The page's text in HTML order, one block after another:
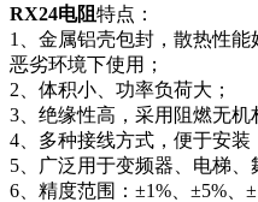
RX24电阻特点：
1、金属铝壳包封，散热性
恶劣环境下使用；
2、体积小、功率负荷大；
3、绝缘性高，采用阻燃无机
4、多种接线方式，便于安装
5、广泛用于变频器、电梯、
6、精度范围：±1%、±5%、